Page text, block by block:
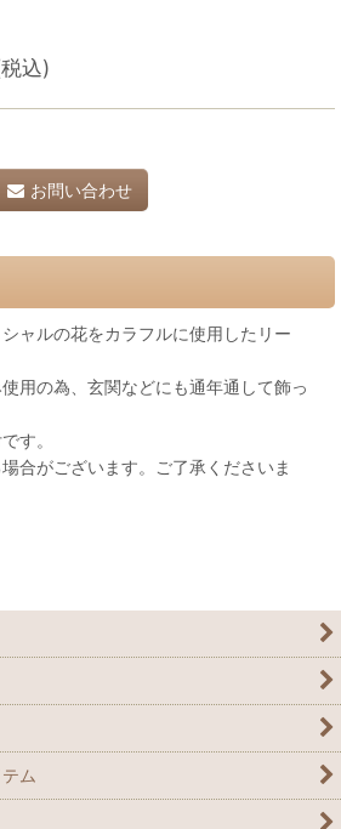
込)
お問い合わせ
ャルの花をカラフルに使用したリー
用の為、玄関などにも通年通して飾っ
す。
合がございます。ご了承くださいま
ム